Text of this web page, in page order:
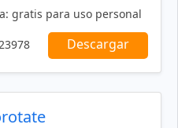
gratis para uso personal
23978 Descargar